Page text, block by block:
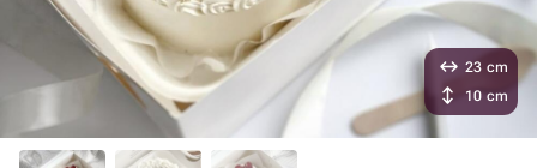
23 cm
10 cm